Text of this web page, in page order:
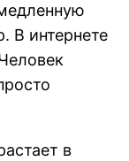
В интернете
в